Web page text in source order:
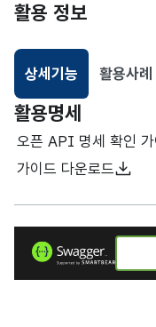
활용 정보
상세기능
선택됨
활용사례
활용명세
오픈 API 명세 확인 가
가이드 다운로드